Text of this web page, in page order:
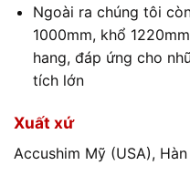
Ngoài ra chúng tôi
1000mm, khổ
hang, đáp ứng cho
tích lớn
Xuất xứ
Accushim Mỹ (USA),